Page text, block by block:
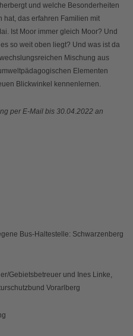
und welche Besonderheiten
hat, das erfahren Familien mit
Ist Moor immer gleich Moor? Und
so weit oben liegt? Und was ist da
Mischung aus
Elementen
Blickwinkel kennenlernen.
per E-Mail bis 30.04.2022 an
Bus-Haltestelle: Schwarzenberg
Gebietsbetreuer und Ines Linke,
Vorarlberg